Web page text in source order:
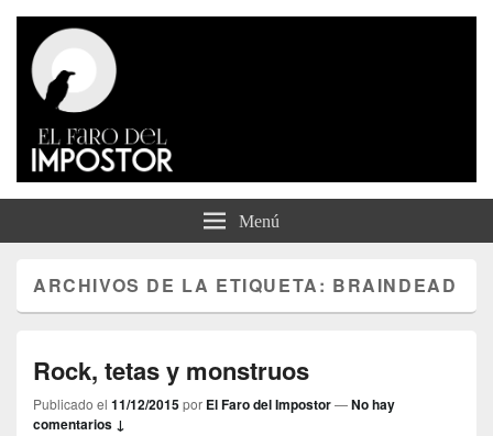
El Faro del Impostor
Menú
ARCHIVOS DE LA ETIQUETA: BRAINDEAD
Rock, tetas y monstruos
Publicado el 11/12/2015por El Faro del Impostor—No hay
comentarios ↓